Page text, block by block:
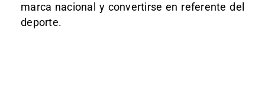
marca nacional y convertirse en referente del
deporte.